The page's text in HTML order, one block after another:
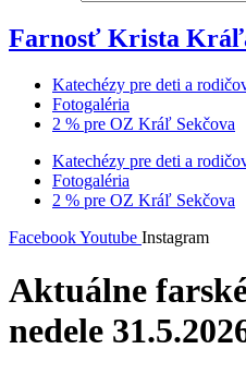
Farnosť Krista
Katechézy pre deti a
Fotogaléria
2 % pre OZ Kráľ Sekčova
Katechézy pre deti a
Fotogaléria
2 % pre OZ Kráľ Sekčova
FacebookYoutube Instagram
Aktuálne
nedele